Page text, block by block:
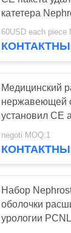
катетера
аттестовал
60USD each piece
Медицинский
нержавеющей
установил CE
negoti MOQ:1
Набор
оболочки
урологии PCNL